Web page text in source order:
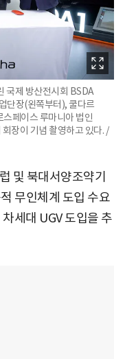
국제 방산전시회 BSDA
단장(왼쪽부터), 쿨다르
페이스 루마니아 법인
장이 기념 촬영하고 있다. /
및 북대서양조약기
무인체계 도입 수요
세대 UGV 도입을 추